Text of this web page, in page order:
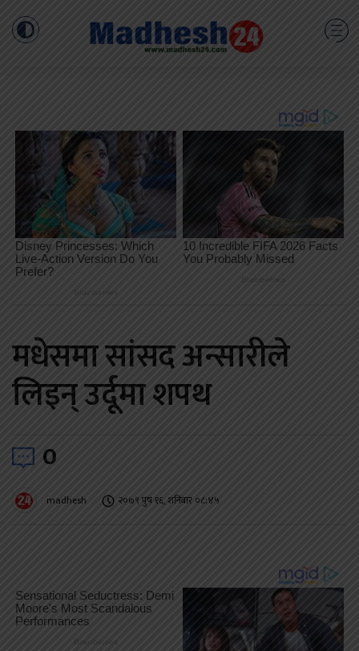
मधेसमा सांसद अन्सारीले
लिइन् उर्दूमा शपथ
0
madhesh २०७९ पुष १६, शनिबार ०८:४५